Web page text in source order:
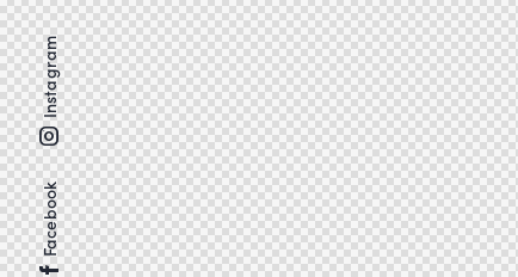
Facebook
Instagram